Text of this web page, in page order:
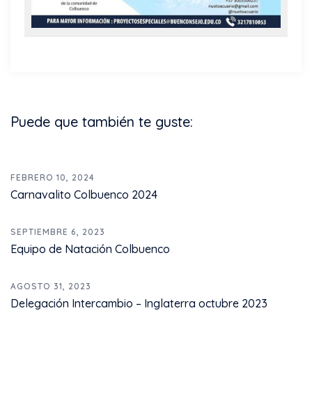
Puede que también te guste:
FEBRERO 10, 2024
Carnavalito Colbuenco 2024
SEPTIEMBRE 6, 2023
Equipo de Natación Colbuenco
AGOSTO 31, 2023
Delegación Intercambio – Inglaterra octubre 2023